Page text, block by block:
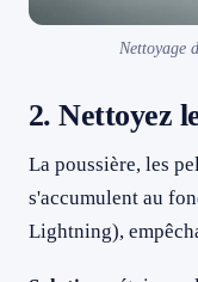
Nettoyage
2. Nettoyez
La poussière, les
s'accumulent au
Lightning),